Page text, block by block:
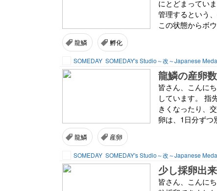
にとどまってい
管理するという
この状態からボ
龍鱗 孵化
SOMEDAY SOMEDAY's Studio～改～Japanese
龍鱗の産卵
皆さん、こんに
しています。 指
きくなったり、
卵は、1日分ずつ
龍鱗 産卵
SOMEDAY SOMEDAY's Studio～改～Japanese
少し採卵出
皆さん、こんに